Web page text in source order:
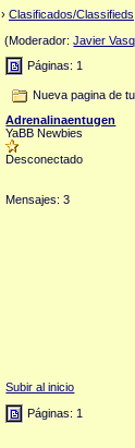
› Clasificados/Classifieds
(Moderador:Javier
Páginas: 1
Nueva pagina de
Adrenalinaentugen
YaBB Newbies
Desconectado
Mensajes: 3
Subir al inicio
Páginas: 1